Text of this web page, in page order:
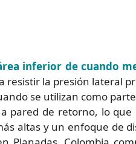
inferior de cuando
resistir la presión lateral
se utilizan como
pared de retorno, lo que
altas y un enfoque de